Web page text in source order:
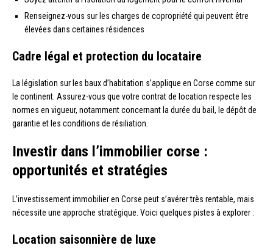
Renseignez-vous sur les charges de copropriété qui peuvent être
élevées dans certaines résidences
Cadre légal et protection du locataire
La législation sur les baux d’habitation s’applique en Corse comme sur
le continent. Assurez-vous que votre contrat de location respecte les
normes en vigueur, notamment concernant la durée du bail, le dépôt de
garantie et les conditions de résiliation.
Investir dans l’immobilier corse :
opportunités et stratégies
L’investissement immobilier en Corse peut s’avérer très rentable, mais
nécessite une approche stratégique. Voici quelques pistes à explorer :
Location saisonnière de luxe